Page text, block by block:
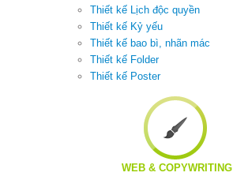
Thiết kế Lịch độc quyền
Thiết kế Kỷ yếu
Thiết kế bao bì, nhãn mác
Thiết kế Folder
Thiết kế Poster
WEB & COPYWRITING